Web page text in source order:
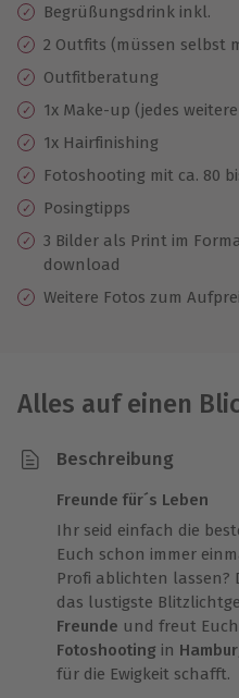
Begrüßungsdrink inkl.
2 Outfits (müssen selbst
Outfitberatung
1x Make-up (jedes
1x Hairfinishing
Fotoshooting mit ca. 80
Posingtipps
3 Bilder als Print im
download
Weitere Fotos zum
Alles auf einen
Beschreibung
Freunde für´s Leben
Ihr seid einfach die
Euch schon immer
Profi ablichten
das lustigste
Freunde und freut
Fotoshooting in
für die Ewigkeit schafft.